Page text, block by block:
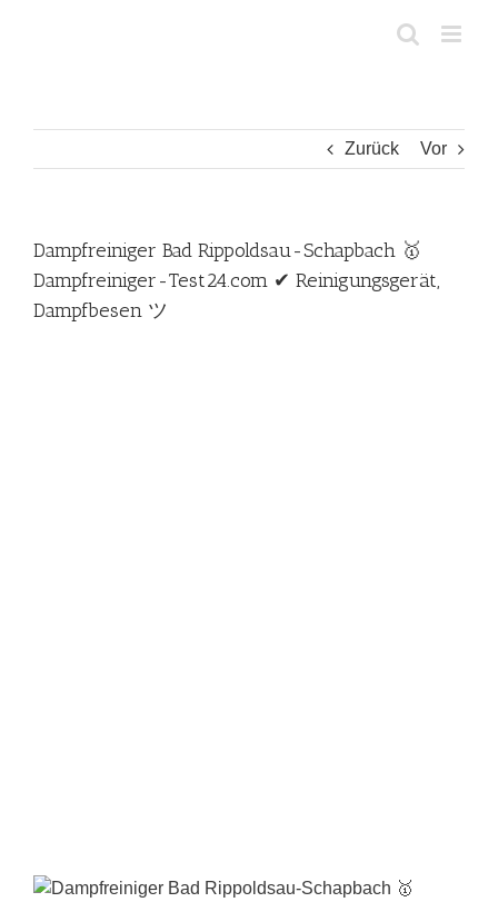
Zurück Vor
Dampfreiniger Bad Rippoldsau-Schapbach 🥇
Dampfreiniger-Test24.com ✔ Reinigungsgerät,
Dampfbesen ツ